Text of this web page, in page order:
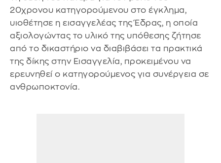
20χρονου κατηγορούμενου στο έγκλημα,
υιοθέτησε η εισαγγελέας της Έδρας, η οποία
αξιολογώντας το υλικό της υπόθεσης ζήτησε
από το δικαστήριο να διαβιβάσει τα πρακτικά
της δίκης στην Εισαγγελία, προκειμένου να
ερευνηθεί ο κατηγορούμενος για συνέργεια σε
ανθρωποκτονία.